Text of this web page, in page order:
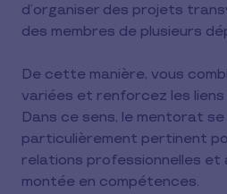
d’organiser des projets
des membres de plusieurs
De cette manière, vous
variées et renforcez les
Dans ce sens, le mentorat
particulièrement pertinent
relations professionnelles et
montée en compétences.